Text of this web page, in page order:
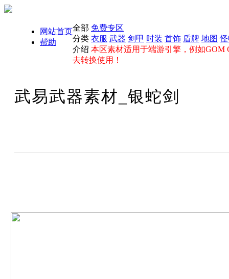
网站首页
帮助
全部 免费专区
分类 衣服 武器 剑甲 时装 首饰 盾牌 地图
介绍 本区素材适用于端游引擎，例如GOM
去转换使用！
武易武器素材_银蛇剑